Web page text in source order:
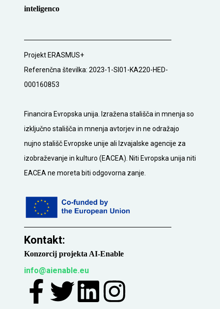
inteligenco
Projekt ERASMUS+
Referenčna številka: 2023-1-SI01-KA220-HED-
000160853
Financira Evropska unija. Izražena stališča in mnenja so
izključno stališča in mnenja avtorjev in ne odražajo
nujno stališč Evropske unije ali Izvajalske agencije za
izobraževanje in kulturo (EACEA). Niti Evropska unija niti
EACEA ne moreta biti odgovorna zanje.
Kontakt:
Konzorcij projekta AI-Enable
info@aienable.eu